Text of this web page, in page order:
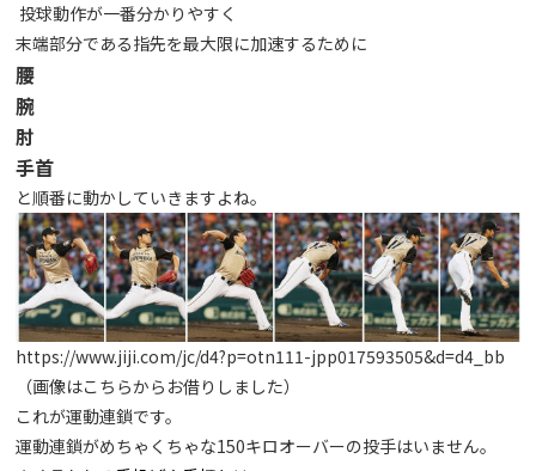
投球動作が一番分かりやすく
末端部分である指先を最大限に加速するために
腰
腕
肘
手首
と順番に動かしていきますよね。
https://www.jiji.com/jc/d4?p=otn111-jpp017593505&d=d4_bb
（画像はこちらからお借りしました）
これが運動連鎖です。
運動連鎖がめちゃくちゃな150キロオーバーの投手はいません。